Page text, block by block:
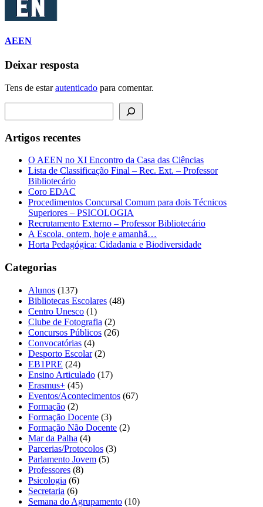
AEEN
Deixar resposta
Tens de estarautenticado para comentar.
Artigos recentes
O AEEN no XI Encontro da Casa das Ciências
Lista de Classificação Final – Rec. Ext. – Professor
Bibliotecário
Coro EDAC
Procedimentos Concursal Comum para dois Técnicos
Superiores – PSICOLOGIA
Recrutamento Externo – Professor Bibliotecário
A Escola, ontem, hoje e amanhã…
Horta Pedagógica: Cidadania e Biodiversidade
Categorias
Alunos (137)
Bibliotecas Escolares (48)
Centro Unesco (1)
Clube de Fotografia (2)
Concursos Públicos (26)
Convocatórias (4)
Desporto Escolar(2)
EB1PRE (24)
Ensino Articulado (17)
Erasmus+ (45)
Eventos/Acontecimentos (67)
Formação (2)
Formação Docente (3)
Formação Não Docente (2)
Mar da Palha (4)
Parcerias/Protocolos (3)
Parlamento Jovem (5)
Professores (8)
Psicologia (6)
Secretaria (6)
Semana do Agrupamento (10)